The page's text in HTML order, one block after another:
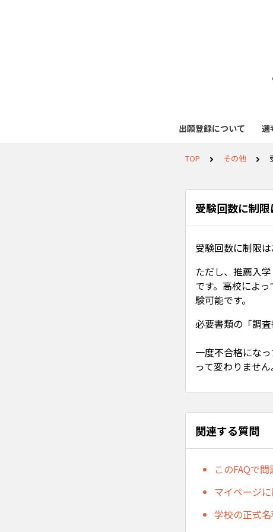
出願登録について 選
TOP その他
受験回数に制
受験回数に制限は
ただし、推薦入
です。高校によ
験可能です。
必要書類の「調
一度不合格にな
って変わりませ
関連する質問
このFAQで
マイページ
学校の正式